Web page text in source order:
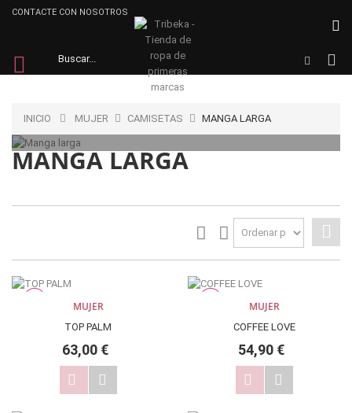
CONTACTE CON NOSOTROS
INICIO MUJER CAMISETAS MANGA LARGA
MANGA LARGA
MUJER
TOP PALM
63,00 €
MUJER
COFFEE LOVE
54,90 €